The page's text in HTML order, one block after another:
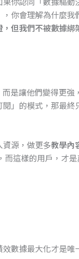
你會理解為什麼我
但我們不被數據
是讓他們變得更強
」的模式，那最終
源，做更多教學內
這樣的用戶，才
數據最大化才是唯